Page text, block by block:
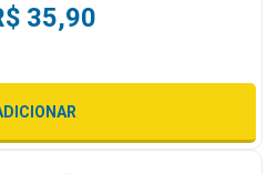
35,90